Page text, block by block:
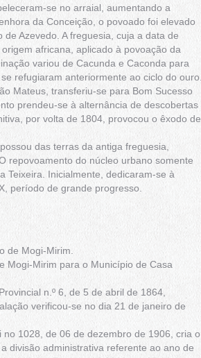
se no arraial, aumentando a
da Conceição, o povoado foi elevado
Azevedo. A freguesia, cuja a data de
africana, aplicado à povoação da
variou de Cacunda e Caconda para
refugiaram anteriormente ao ciclo do ouro.
Mateus, transferiu-se para Bom Sucesso
prendeu-se à alternância de descobertas
por volta de 1804, provocou o êxodo de
das terras da antiga freguesia,
repovoamento do núcleo urbano somente
Teixeira. Inicialmente, dedicaram-se à
período de grande progresso.
de Mogi-Mirim.
Mogi-Mirim para o Município de Casa
n.º 6, de 5 de abril de 1864,
verificou-se no dia 21 de janeiro de
1028, de 06 de dezembro de 1906, cria o
divisão administrativa referente ao ano de